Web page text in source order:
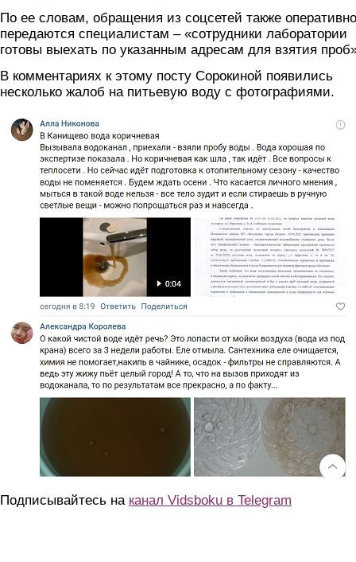
По ее словам, обращения из соцсетей также оперативно
передаются специалистам – «сотрудники лаборатории
готовы выехать по указанным адресам для взятия
В комментариях к этому посту Сорокиной появились
несколько жалоб на питьевую воду с фотографиями.
screenshot_1.png
Подписывайтесь на канал Vidsboku в Telegram